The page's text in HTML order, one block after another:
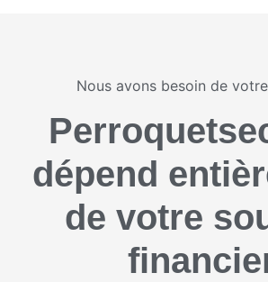
Nous avons besoin de
dépend
de votre